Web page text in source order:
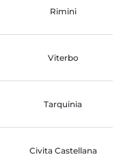
Rimini
Viterbo
Tarquinia
Civita Castellana